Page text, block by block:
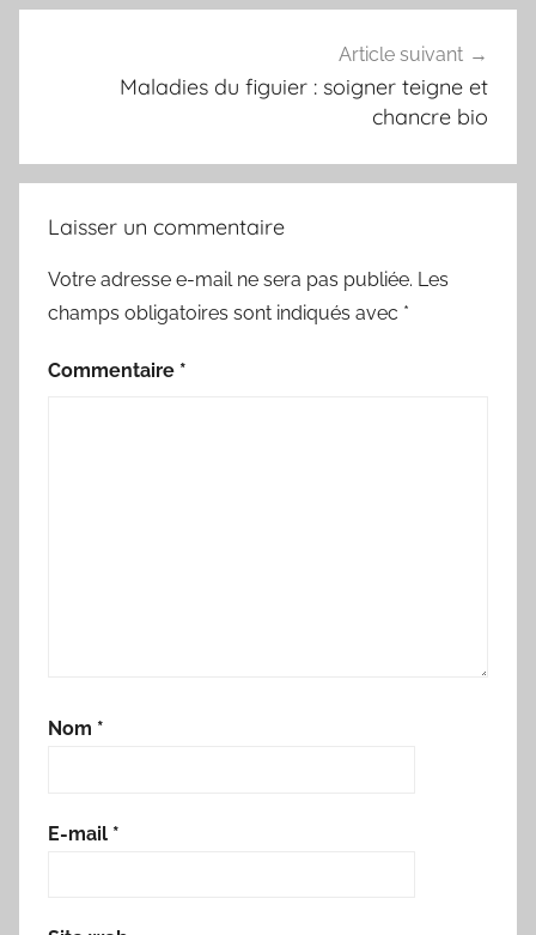
Article suivant
Maladies du figuier : soigner teigne et
chancre bio
Laisser un commentaire
Votre adresse e-mail ne sera pas publiée. Les
champs obligatoires sont indiqués avec *
Commentaire *
Nom *
E-mail *